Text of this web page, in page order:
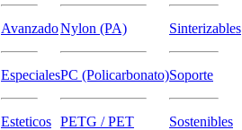
Avanzado
Especiales
Esteticos
Nylon (PA)
PC (Policarbonato)
PETG / PET
Sinterizables
Soporte
Sostenibles